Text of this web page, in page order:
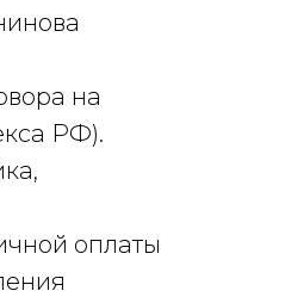
на
РФ).
оплаты